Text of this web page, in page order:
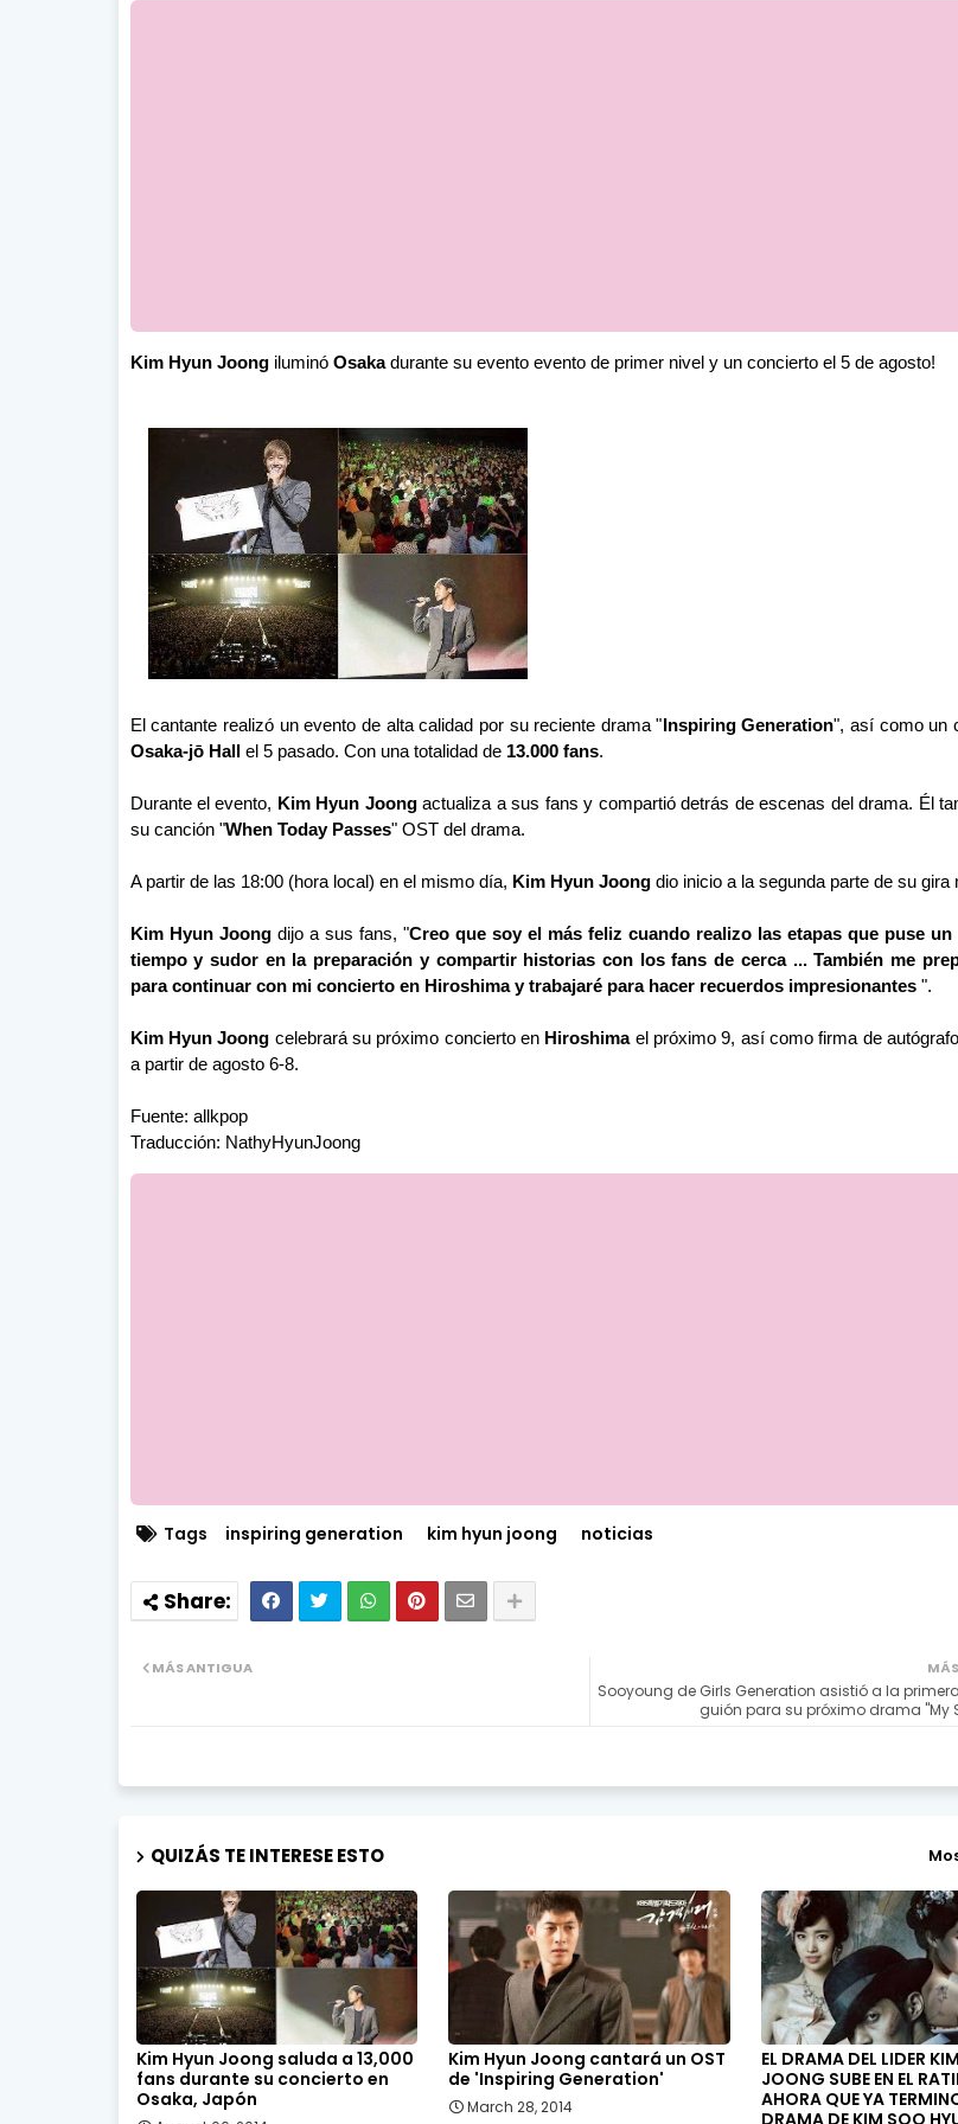
Kim Hyun Joongiluminó Osakadurante su evento evento de primer nivel y un concierto el 5 de agosto!
El cantante realizó un evento de alta calidad por su reciente drama "Inspiring Generation", así como un
Osaka-jō Hallel 5 pasado. Con una totalidad de 13.000 fans.
Durante el evento, Kim Hyun Joongactualiza a sus fans y compartió detrás de escenas del drama. Él
su canción "When Today Passes" OST del drama.
A partir de las 18:00 (hora local) en el mismo día, Kim Hyun Joongdio inicio a la segunda parte de su gira
Kim Hyun Joong dijo a sus fans, "Creo que soy el más feliz cuando realizo las etapas que puse
tiempo y sudor en la preparación y compartir historias con los fans de cerca ... También me
para continuar con mi concierto en Hiroshima y trabajaré para hacer recuerdos impresionantes ".
Kim Hyun Joong celebrará su próximo concierto en Hiroshimael próximo 9, así como firma de
a partir de agosto 6-8.
Fuente: allkpop
Traducción: NathyHyunJoong
Tags inspiring generation kim hyun joong noticias
Sooyoung de Girls Generation asistió a la
guión para su próximo drama "My
MÁS ANTIGUA
QUIZÁS TE INTERESE ESTO
Kim Hyun Joong saluda a 13,000
fans durante su concierto en
Osaka, Japón
Kim Hyun Joong cantará un OST
de 'Inspiring Generation'
March 28, 2014
EL DRAMA DEL LIDER
JOONG SUBE EN EL
AHORA QUE YA
DRAMA DE KIM SOO